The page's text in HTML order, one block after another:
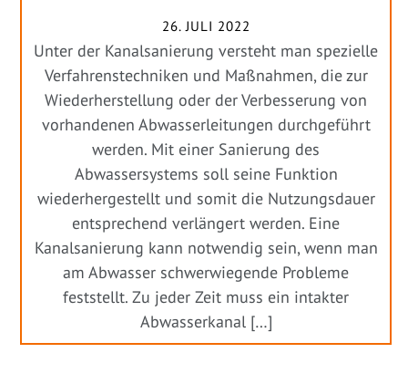
26. JULI 2022
Unter der Kanalsanierung versteht man spezielle
Verfahrenstechniken und Maßnahmen, die zur
Wiederherstellung oder der Verbesserung von
vorhandenen Abwasserleitungen durchgeführt
werden. Mit einer Sanierung des
Abwassersystems soll seine Funktion
wiederhergestellt und somit die Nutzungsdauer
entsprechend verlängert werden. Eine
Kanalsanierung kann notwendig sein, wenn man
am Abwasser schwerwiegende Probleme
feststellt. Zu jeder Zeit muss ein intakter
Abwasserkanal […]